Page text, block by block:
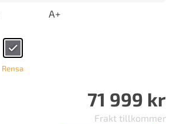
A+
Rensa
71 999 kr
Frakt tillkommer